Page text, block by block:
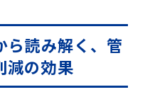
読み解く、管
減の効果